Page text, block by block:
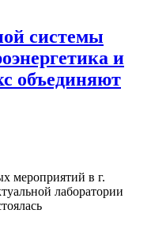
системы
и
объединяют
мероприятий в г.
лаборатории